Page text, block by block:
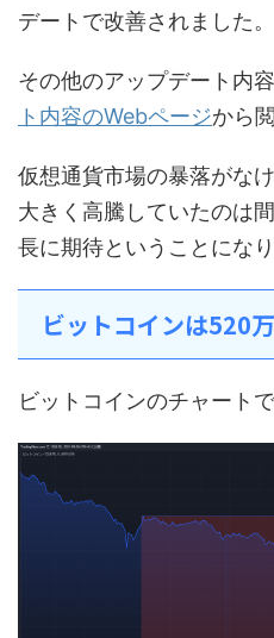
デートで改善されました。
その他のアップデート内
ト内容のWebページから
仮想通貨市場の暴落がな
大きく高騰していたのは
長に期待ということになり
ビットコインは520
ビットコインのチャートで